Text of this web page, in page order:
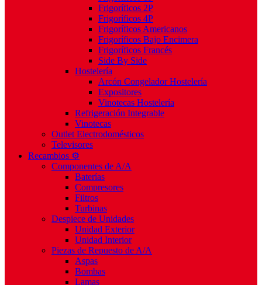
Frigoríficos 2P
Frigoríficos 4P
Frigoríficos Americanos
Frigoríficos Bajo Encimera
Frigoríficos Francés
Side By Side
Hostelería
Arcón Congelador Hostelería
Expositores
Vinotecas Hostelería
Refrigeración Integrable
Vinotecas
Outlet Electrodomésticos
Televisores
Recambios ⚙️
Componentes de A/A
Baterías
Compresores
Filtros
Turbinas
Despiece de Unidades
Unidad Exterior
Unidad Interior
Piezas de Repuesto de A/A
Aspas
Bombas
Lamas